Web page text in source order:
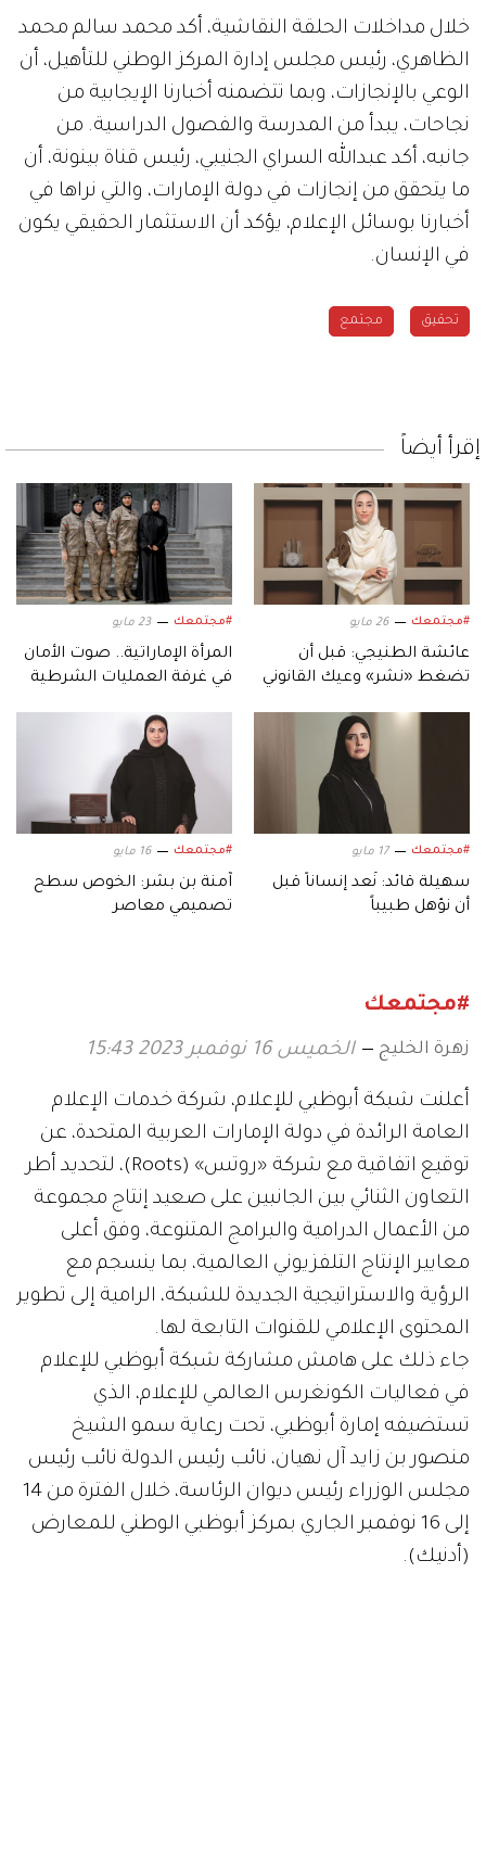
خلال مداخلات الحلقة النقاشية، أكد محمد سالم محمد
الظاهري، رئيس مجلس إدارة المركز الوطني للتأهيل، أن
الوعي بالإنجازات، وبما تتضمنه أخبارنا الإيجابية من
نجاحات، يبدأ من المدرسة والفصول الدراسية. من
جانبه، أكد عبدالله السراي الجنيبي، رئيس قناة بينونة، أن
ما يتحقق من إنجازات في دولة الإمارات، والتي نراها في
أخبارنا بوسائل الإعلام، يؤكد أن الاستثمار الحقيقي يكون
في الإنسان.
تحقيق مجتمع
إقرأ أيضاً
#مجتمعك 26 مايو
عائشة الطنيجي: قبل أن
تضغط «نشر» وعيك القانوني
#مجتمعك 23 مايو
المرأة الإماراتية.. صوت الأمان
في غرفة العمليات الشرطية
#مجتمعك 17 مايو
سهيلة قائد: نُعد إنساناً قبل
أن نؤهل طبيباً
#مجتمعك 16 مايو
آمنة بن بشر: الخوص سطح
تصميمي معاصر
#مجتمعك
زهرة الخليج الخميس 16 نوفمبر 2023 15:43
أعلنت شبكة أبوظبي للإعلام، شركة خدمات الإعلام
العامة الرائدة في دولة الإمارات العربية المتحدة، عن
توقيع اتفاقية مع شركة «روتس» (Roots)، لتحديد أطر
التعاون الثنائي بين الجانبين على صعيد إنتاج مجموعة
من الأعمال الدرامية والبرامج المتنوعة، وفق أعلى
معايير الإنتاج التلفزيوني العالمية، بما ينسجم مع
الرؤية والاستراتيجية الجديدة للشبكة، الرامية إلى تطوير
المحتوى الإعلامي للقنوات التابعة لها.
جاء ذلك على هامش مشاركة شبكة أبوظبي للإعلام
في فعاليات الكونغرس العالمي للإعلام، الذي
تستضيفه إمارة أبوظبي، تحت رعاية سمو الشيخ
منصور بن زايد آل نهيان، نائب رئيس الدولة نائب رئيس
مجلس الوزراء رئيس ديوان الرئاسة، خلال الفترة من 14
إلى 16 نوفمبر الجاري بمركز أبوظبي الوطني للمعارض
(أدنيك).